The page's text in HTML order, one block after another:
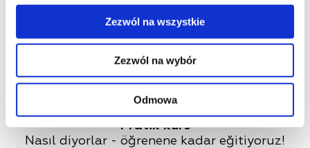
Zezwól na wszystkie
Zezwól na wybór
Odmowa
Pratik kurs
Nasıl diyorlar - öğrenene kadar eğitiyoruz!